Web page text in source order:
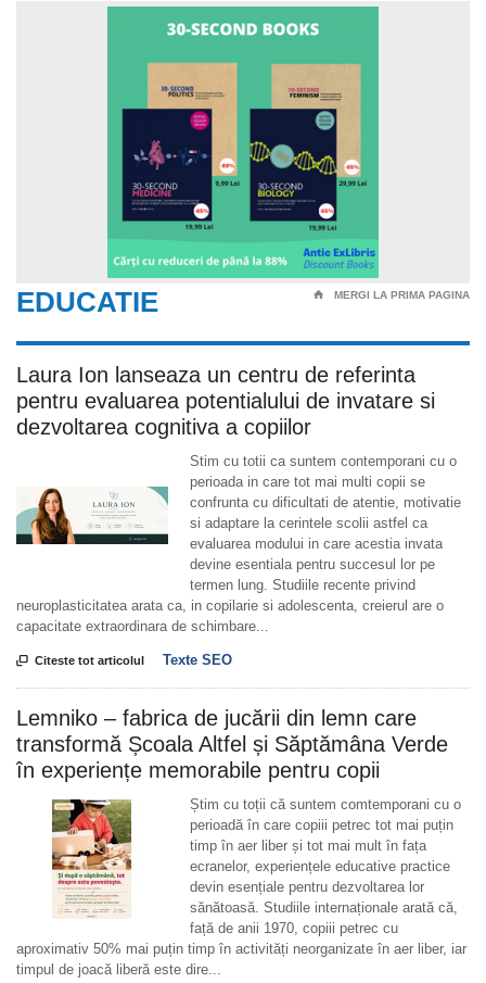
EDUCATIE ⌂ MERGI LA PRIMA PAGINA
Laura Ion lanseaza un centru de referinta
pentru evaluarea potentialului de invatare si
dezvoltarea cognitiva a copiilor
Stim cu totii ca suntem contemporani cu o
perioada in care tot mai multi copii se
confrunta cu dificultati de atentie, motivatie
si adaptare la cerintele scolii astfel ca
evaluarea modului in care acestia invata
devine esentiala pentru succesul lor pe
termen lung. Studiile recente privind
neuroplasticitatea arata ca, in copilarie si adolescenta, creierul are o
capacitate extraordinara de schimbare...
 Citeste tot articolul Texte SEO
Lemniko – fabrica de jucării din lemn care
transformă Școala Altfel și Săptămâna Verde
în experiențe memorabile pentru copii
Știm cu toții că suntem comtemporani cu o
perioadă în care copiii petrec tot mai puțin
timp în aer liber și tot mai mult în fața
ecranelor, experiențele educative practice
devin esențiale pentru dezvoltarea lor
sănătoasă. Studiile internaționale arată că,
față de anii 1970, copiii petrec cu
aproximativ 50% mai puțin timp în activități neorganizate în aer liber, iar
timpul de joacă liberă este dire...